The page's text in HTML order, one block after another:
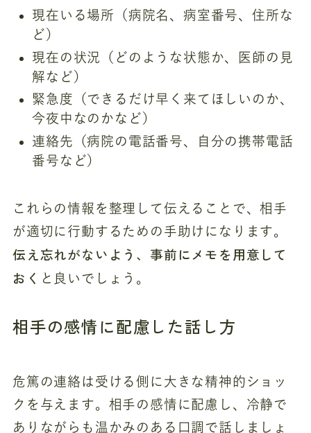
現在いる場所（病院名、病室番号、住所な
ど）
現在の状況（どのような状態か、医師の見
解など）
緊急度（できるだけ早く来てほしいのか、
今夜中なのかなど）
連絡先（病院の電話番号、自分の携帯電話
番号など）
これらの情報を整理して伝えることで、相手
が適切に行動するための手助けになります。
伝え忘れがないよう、事前にメモを用意して
おく と良いでしょう。
相手の感情に配慮した話し方
危篤の連絡は受ける側に大きな精神的ショッ
クを与えます。相手の感情に配慮し、冷静で
ありながらも温かみのある口調で話しましょ